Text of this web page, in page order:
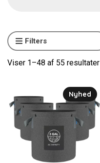
Filters
Viser 1–48 af 55 resultater
Nyhed